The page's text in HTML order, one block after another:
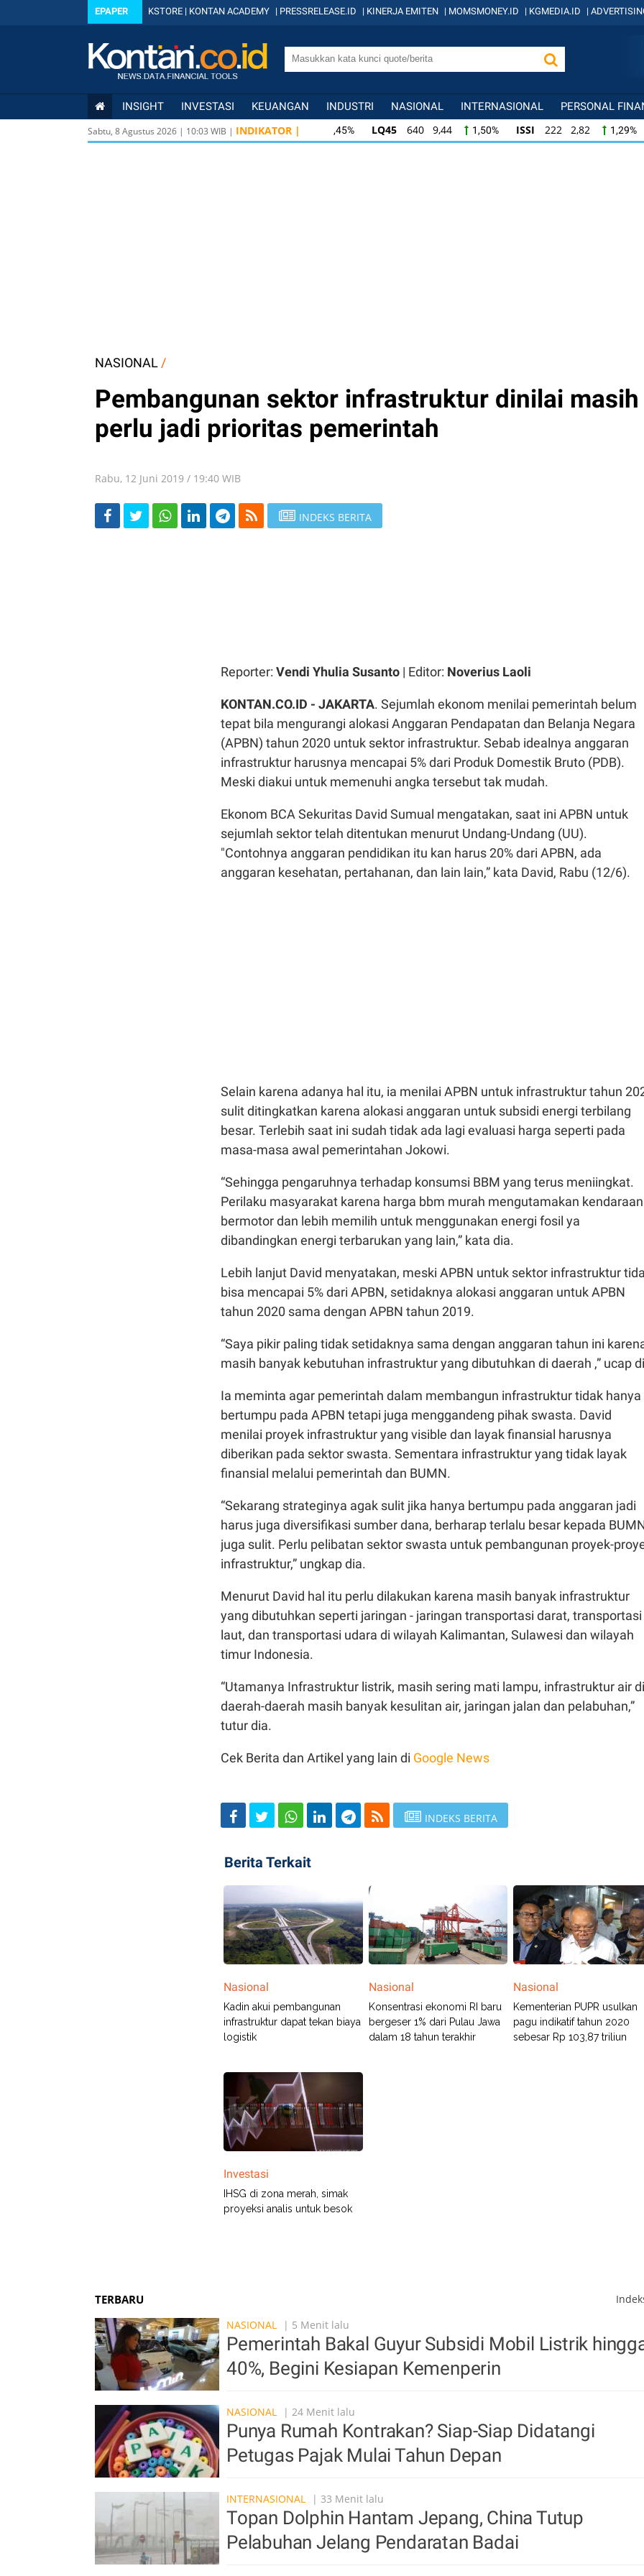
EPAPER KSTORE | KONTAN ACADEMY | PRESSRELEASE.ID | KINERJA EMITEN | MOMSMONEY.ID | KGMEDIA.ID |
INSIGHT INVESTASI KEUANGAN INDUSTRI NASIONAL INTERNASIONAL PERSONAL
Sabtu, 8 Agustus 2026 | 10:03 WIB | INDIKATOR | LQ45 640 9,44 1,50% ISSI 222 2,82 1,29%
ISSI
222 2,82 1,29% IDX30 359 5,14 1,45%
NASIONAL /
Pembangunan sektor infrastruktur dinilai masih
perlu jadi prioritas pemerintah
Rabu, 12 Juni 2019 / 19:40 WIB
INDEKS BERITA
Reporter: Vendi Yhulia Susanto | Editor: Noverius Laoli
KONTAN.CO.ID - JAKARTA. Sejumlah ekonom menilai pemerintah belum
tepat bila mengurangi alokasi Anggaran Pendapatan dan Belanja Negara
(APBN) tahun 2020 untuk sektor infrastruktur. Sebab idealnya anggaran
infrastruktur harusnya mencapai 5% dari Produk Domestik Bruto (PDB).
Meski diakui untuk memenuhi angka tersebut tak mudah.
Ekonom BCA Sekuritas David Sumual mengatakan, saat ini APBN untuk
sejumlah sektor telah ditentukan menurut Undang-Undang (UU).
"Contohnya anggaran pendidikan itu kan harus 20% dari APBN, ada
anggaran kesehatan, pertahanan, dan lain lain,” kata David, Rabu (12/6).
Selain karena adanya hal itu, ia menilai APBN untuk infrastruktur tahun
sulit ditingkatkan karena alokasi anggaran untuk subsidi energi terbilang
besar. Terlebih saat ini sudah tidak ada lagi evaluasi harga seperti pada
masa-masa awal pemerintahan Jokowi.
“Sehingga pengaruhnya terhadap konsumsi BBM yang terus meniingkat.
Perilaku masyarakat karena harga bbm murah mengutamakan kendaraan
bermotor dan lebih memilih untuk menggunakan energi fosil ya
dibandingkan energi terbarukan yang lain,” kata dia.
Lebih lanjut David menyatakan, meski APBN untuk sektor infrastruktur
bisa mencapai 5% dari APBN, setidaknya alokasi anggaran untuk APBN
tahun 2020 sama dengan APBN tahun 2019.
“Saya pikir paling tidak setidaknya sama dengan anggaran tahun ini
masih banyak kebutuhan infrastruktur yang dibutuhkan di daerah ,” ucap
Ia meminta agar pemerintah dalam membangun infrastruktur tidak hanya
bertumpu pada APBN tetapi juga menggandeng pihak swasta. David
menilai proyek infrastruktur yang visible dan layak finansial harusnya
diberikan pada sektor swasta. Sementara infrastruktur yang tidak layak
finansial melalui pemerintah dan BUMN.
“Sekarang strateginya agak sulit jika hanya bertumpu pada anggaran jadi
harus juga diversifikasi sumber dana, berharap terlalu besar kepada
juga sulit. Perlu pelibatan sektor swasta untuk pembangunan proyek-
infrastruktur,” ungkap dia.
Menurut David hal itu perlu dilakukan karena masih banyak infrastruktur
yang dibutuhkan seperti jaringan - jaringan transportasi darat, transportasi
laut, dan transportasi udara di wilayah Kalimantan, Sulawesi dan wilayah
timur Indonesia.
“Utamanya Infrastruktur listrik, masih sering mati lampu, infrastruktur air di
daerah-daerah masih banyak kesulitan air, jaringan jalan dan pelabuhan,”
tutur dia.
Cek Berita dan Artikel yang lain di Google News
INDEKS BERITA
Berita Terkait
Nasional
Kadin akui pembangunan
infrastruktur dapat tekan biaya
logistik
Nasional
Konsentrasi ekonomi RI baru
bergeser 1% dari Pulau Jawa
dalam 18 tahun terakhir
Nasional
Kementerian PUPR usulkan
pagu indikatif tahun 2020
sebesar Rp 103,87 triliun
Investasi
IHSG di zona merah, simak
proyeksi analis untuk besok
TERBARU
NASIONAL
| 5 Menit lalu
Pemerintah Bakal Guyur Subsidi Mobil Listrik
40%, Begini Kesiapan Kemenperin
NASIONAL | 24 Menit lalu
Punya Rumah Kontrakan? Siap-Siap Didatangi
Petugas Pajak Mulai Tahun Depan
INTERNASIONAL | 33 Menit lalu
Topan Dolphin Hantam Jepang, China Tutup
Pelabuhan Jelang Pendaratan Badai